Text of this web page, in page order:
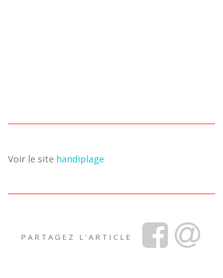
Voir le site handiplage
PARTAGEZ L'ARTICLE